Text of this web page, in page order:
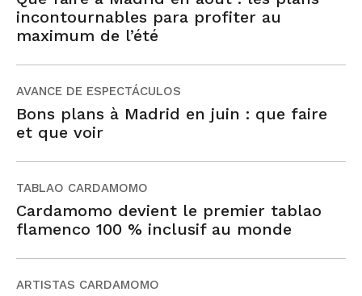
incontournables para profiter au
maximum de l’été
AVANCE DE ESPECTÁCULOS
Bons plans à Madrid en juin : que faire
et que voir
TABLAO CARDAMOMO
Cardamomo devient le premier tablao
flamenco 100 % inclusif au monde
ARTISTAS CARDAMOMO